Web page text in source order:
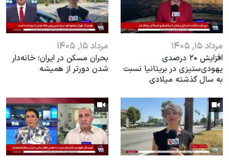
مرداد ۱۵, ۱۴۰۵
افزایش ۲۰ درصدی
یهودی‌ستیزی در بریتانیا نسبت
به سال گذشته میلادی
مرداد ۱۵, ۱۴۰۵
بحران مسکن در ایران؛ خانه‌دار
شدن دورتر از همیشه